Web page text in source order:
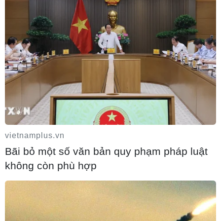
UBS bị phạt 125 triệu USD vì vi phạm
luật chống rửa tiền
04/08/2026 11:58
Lãi suất ngân hàng ngày 3/8: Ngân hàng
nào đang có lãi suất lên đến 10%?
7 tháng năm 2026: Tổng vốn đầu tư nước
ngoài đăng ký vào Việt Nam tăng 58%
04/08/2026 06:48
vietnamplus.vn
Bãi bỏ một số văn bản quy phạm pháp luật
không còn phù hợp